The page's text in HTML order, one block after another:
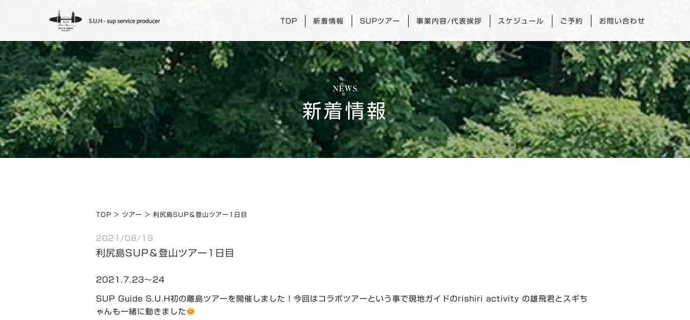
p
t
o
n
t
e
n
t
TOP 新着情報 SUPツアー 事業内容/代表挨拶 スケジュール ご予約 お問い合わせ
NEWS
新着情報
TOP > ツアー > 利尻島SUP＆登山ツアー1日目
2021/08/19
利尻島SUP＆登山ツアー1日目
2021.7.23〜24
SUP Guide S.U.H初の離島ツアーを開催しました！今回はコラボツアーという事で現地ガイドのrishiri activity の雄飛君とスギち
ゃんも一緒に動きました